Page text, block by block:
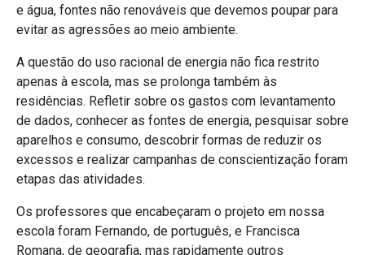
e água, fontes não renováveis que devemos poupar para
evitar as agressões ao meio ambiente.
A questão do uso racional de energia não fica restrito
apenas à escola, mas se prolonga também às
residências. Refletir sobre os gastos com levantamento
de dados, conhecer as fontes de energia, pesquisar sobre
aparelhos e consumo, descobrir formas de reduzir os
excessos e realizar campanhas de conscientização foram
etapas das atividades.
Os professores que encabeçaram o projeto em nossa
escola foram Fernando, de português, e Francisca
Romana, de geografia, mas rapidamente outros